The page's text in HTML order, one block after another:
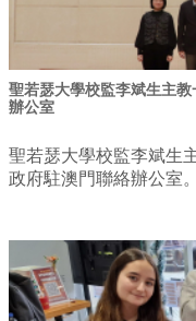
聖若瑟大學校監李斌生主
辦公室
聖若瑟大學校監李斌生
政府駐澳門聯絡辦公室。